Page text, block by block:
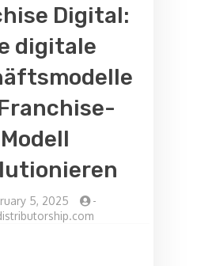
Digital:
digitale
Modell
5, 2025
-